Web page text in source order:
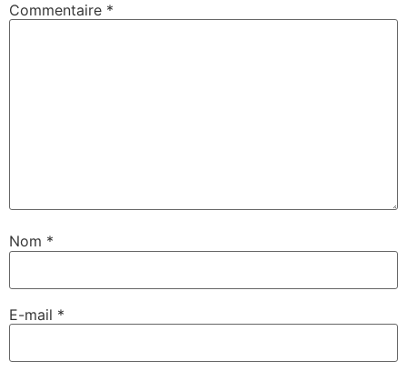
Commentaire *
Nom *
E-mail *